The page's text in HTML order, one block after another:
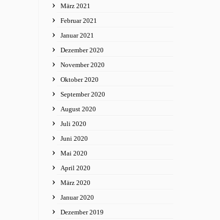
März 2021
Februar 2021
Januar 2021
Dezember 2020
November 2020
Oktober 2020
September 2020
August 2020
Juli 2020
Juni 2020
Mai 2020
April 2020
März 2020
Januar 2020
Dezember 2019